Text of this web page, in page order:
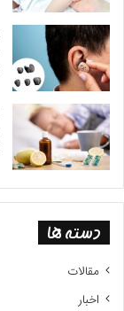
دسته ها
مقالات
اخبار